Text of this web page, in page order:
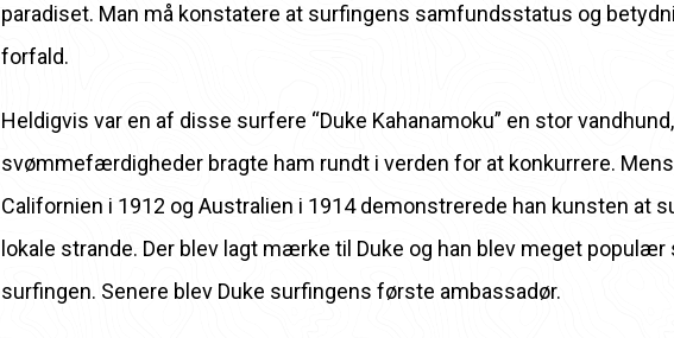
paradiset. Man må konstatere at surfingens samfundsstatus og
forfald.
Heldigvis var en af ​​disse surfere “Duke Kahanamoku” en stor
svømmefærdigheder bragte ham rundt i verden for at konkurrere.
Californien i 1912 og Australien i 1914 demonstrerede han kunsten at
lokale strande. Der blev lagt mærke til Duke og han blev meget
surfingen. Senere blev Duke surfingens første ambassadør.